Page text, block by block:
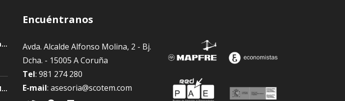
¿Quién me puede hacer la declaración de la renta y cómo elegir bien?
IRPF Y EL ALQUILER DE INMUEBLES
Encuéntranos
Avda. Alcalde Alfonso Molina, 2 - Bj.
Dcha. - 15005 A Coruña
Tel: 981 274 280
E-mail: asesoria@scotem.com